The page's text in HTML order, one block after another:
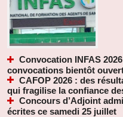
Convocation INFAS
convocations bientôt
CAFOP 2026 : des
qui fragilise la confiance
Concours d’Adjoint
écrites ce samedi 25 juillet